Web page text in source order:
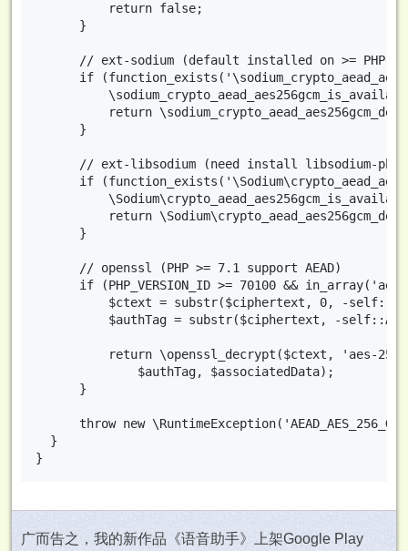
          return false;
      }
// ext-sodium (default installed on >= PHP
if
return
      }
// ext-libsodium (need install libsodium-php
if
return
      }
      // openssl (PHP >= 7.1 support AEAD)
if (PHP_VERSION_ID >= 70100 &&
$ctext = substr($ciphertext, 0, -
$authTag = substr($ciphertext, -
return \openssl_decrypt($ctext, 'aes-
              $authTag, $associatedData);
      }
throw new \RuntimeException('AEAD_AES_256_GCM
  }
广而告之，我的新作品《语音助手》上架Google Play